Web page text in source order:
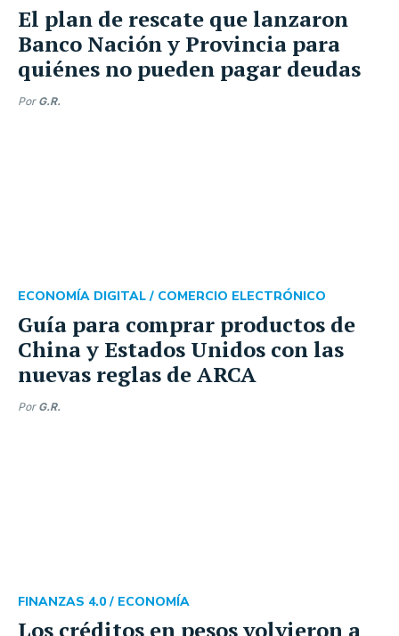
El plan de rescate que lanzaron
Banco Nación y Provincia para
quiénes no pueden pagar deudas
Por G.R.
Guía para comprar productos de
China y Estados Unidos con las
nuevas reglas de ARCA
ECONOMÍA DIGITAL / COMERCIO ELECTRÓNICO
Por G.R.
Los créditos en pesos volvieron a
FINANZAS 4.0 / ECONOMÍA